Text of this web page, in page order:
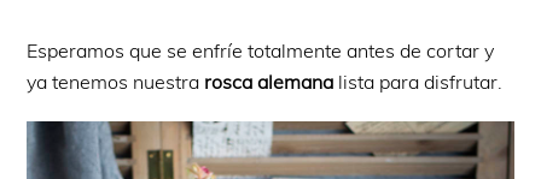
Esperamos que se enfríe totalmente antes de cortar y
ya tenemos nuestra rosca alemana lista para disfrutar.